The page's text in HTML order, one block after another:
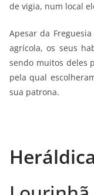
de vigia, num local
Apesar da
agrícola, os seus
sendo muitos deles
pela qual
sua patrona.
Heráldica